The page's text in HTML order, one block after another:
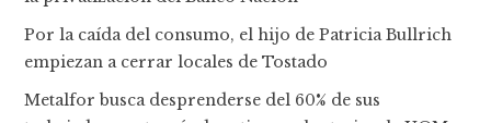
Por la caída del consumo, el hijo de Patricia Bullrich
empiezan a cerrar locales de Tostado
Metalfor busca desprenderse del 60% de sus